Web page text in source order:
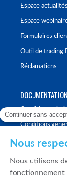
Espace actualités
Espace
Formulaires
Outil de trading
Réclamations
Conditions
Conditions
Politique de
Continuer sans
Nous
Nous utilisons
fonctionnement